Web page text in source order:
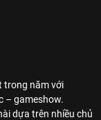
trong năm với
– gameshow.
dựa trên nhiều chủ